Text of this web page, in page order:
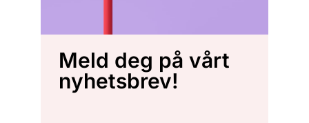
Meld deg på vårt
nyhetsbrev!